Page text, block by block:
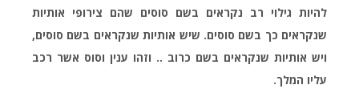
להיות גילוי רב נקראים בשם סוסים שהם צירופי אותיות
שנקראים כך בשם סוסים. שיש אותיות שנקראים בשם סוסים,
ויש אותיות שנקראים בשם כרוב .. וזהו ענין וסוס אשר רכב
עליו המלך.